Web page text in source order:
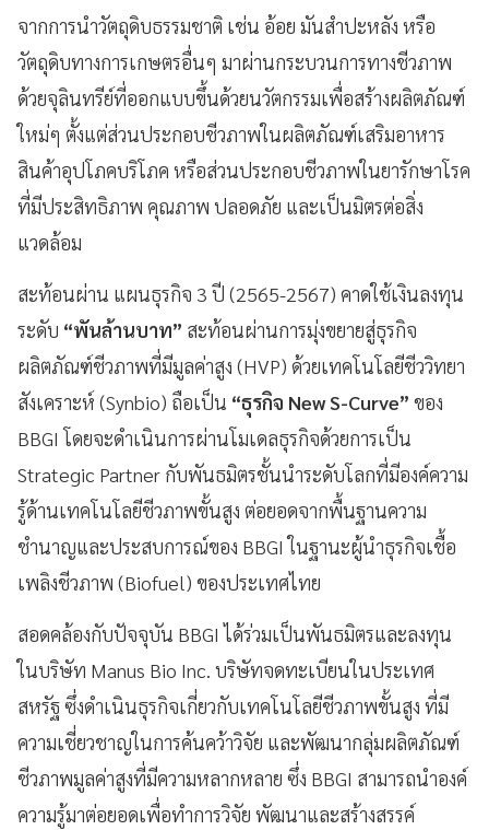
จากการนำวัตถุดิบธรรมชาติ เช่น อ้อย มันสำปะหลัง หรือ
วัตถุดิบทางการเกษตรอื่นๆ มาผ่านกระบวนการทางชีวภาพ
ด้วยจุลินทรีย์ที่ออกแบบขึ้นด้วยนวัตกรรมเพื่อสร้างผลิตภัณฑ์
ใหม่ๆ ตั้งแต่ส่วนประกอบชีวภาพในผลิตภัณฑ์เสริมอาหาร
สินค้าอุปโภคบริโภค หรือส่วนประกอบชีวภาพในยารักษาโรค
ที่มีประสิทธิภาพ คุณภาพ ปลอดภัย และเป็นมิตรต่อสิ่ง
แวดล้อม
สะท้อนผ่าน แผนธุรกิจ 3 ปี (2565-2567) คาดใช้เงินลงทุน
ระดับ “พันล้านบาท” สะท้อนผ่านการมุ่งขยายสู่ธุรกิจ
ผลิตภัณฑ์ชีวภาพที่มีมูลค่าสูง (HVP) ด้วยเทคโนโลยีชีววิทยา
สังเคราะห์ (Synbio) ถือเป็น “ธุรกิจ New S-Curve” ของ
BBGI โดยจะดำเนินการผ่านโมเดลธุรกิจด้วยการเป็น
Strategic Partner กับพันธมิตรชั้นนำระดับโลกที่มีองค์ความ
รู้ด้านเทคโนโลยีชีวภาพขั้นสูง ต่อยอดจากพื้นฐานความ
ชำนาญและประสบการณ์ของ BBGI ในฐานะผู้นำธุรกิจเชื้อ
เพลิงชีวภาพ (Biofuel) ของประเทศไทย
สอดคล้องกับปัจจุบัน BBGI ได้ร่วมเป็นพันธมิตรและลงทุน
ในบริษัท Manus Bio Inc. บริษัทจดทะเบียนในประเทศ
สหรัฐ ซึ่งดำเนินธุรกิจเกี่ยวกับเทคโนโลยีชีวภาพขั้นสูง ที่มี
ความเชี่ยวชาญในการค้นคว้าวิจัย และพัฒนากลุ่มผลิตภัณฑ์
ชีวภาพมูลค่าสูงที่มีความหลากหลาย ซึ่ง BBGI สามารถนำองค์
ความรู้มาต่อยอดเพื่อทำการวิจัย พัฒนาและสร้างสรรค์